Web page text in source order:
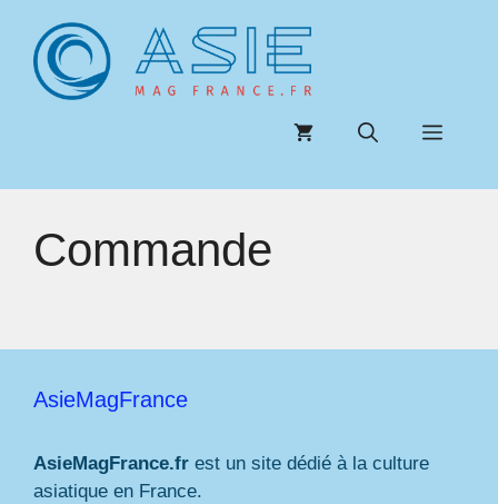
contenu
Menu
Commande
AsieMagFrance
AsieMagFrance.fr est un site dédié à la culture
asiatique en France.